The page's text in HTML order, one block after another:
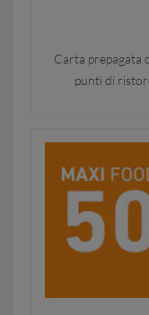
Carta prepagata
punti di